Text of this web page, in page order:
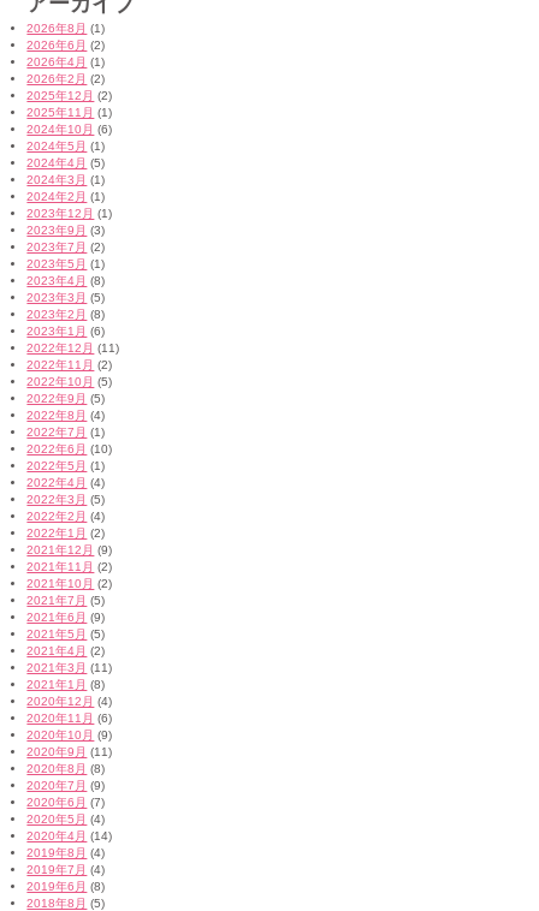
2026年8月 (1)
2026年6月 (2)
2026年4月 (1)
2026年2月 (2)
2025年12月 (2)
2025年11月 (1)
2024年10月 (6)
2024年5月 (1)
2024年4月 (5)
2024年3月 (1)
2024年2月 (1)
2023年12月 (1)
2023年9月 (3)
2023年7月 (2)
2023年5月 (1)
2023年4月 (8)
2023年3月 (5)
2023年2月 (8)
2023年1月 (6)
2022年12月 (11)
2022年11月 (2)
2022年10月 (5)
2022年9月 (5)
2022年8月 (4)
2022年7月 (1)
2022年6月 (10)
2022年5月 (1)
2022年4月 (4)
2022年3月 (5)
2022年2月 (4)
2022年1月 (2)
2021年12月 (9)
2021年11月 (2)
2021年10月 (2)
2021年7月 (5)
2021年6月 (9)
2021年5月 (5)
2021年4月 (2)
2021年3月 (11)
2021年1月 (8)
2020年12月 (4)
2020年11月 (6)
2020年10月 (9)
2020年9月 (11)
2020年8月 (8)
2020年7月 (9)
2020年6月 (7)
2020年5月 (4)
2020年4月 (14)
2019年8月 (4)
2019年7月 (4)
2019年6月 (8)
2018年8月 (5)